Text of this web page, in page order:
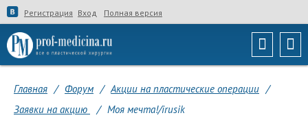
Регистрация Вход Полная версия
Главная / Форум / Акции на пластические операции /
Заявки на акцию
/ Моя мечта!/irusik